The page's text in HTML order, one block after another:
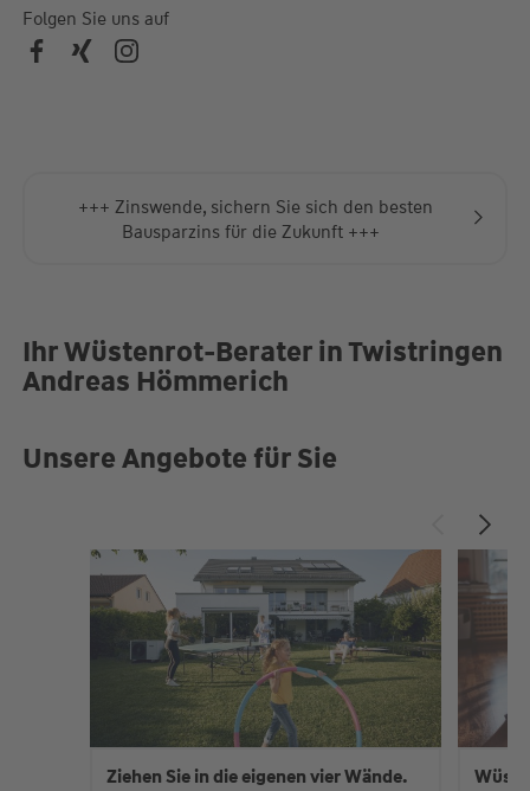
Folgen Sie uns auf
+++ Zinswende, sichern Sie sich den besten
Bausparzins für die Zukunft +++
Ihr Wüstenrot-Berater in Twistringen
Andreas Hömmerich
Unsere Angebote für Sie
Ziehen Sie in die eigenen vier Wände.